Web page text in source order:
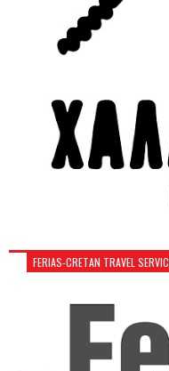
FERIAS-CRETAN TRAVEL